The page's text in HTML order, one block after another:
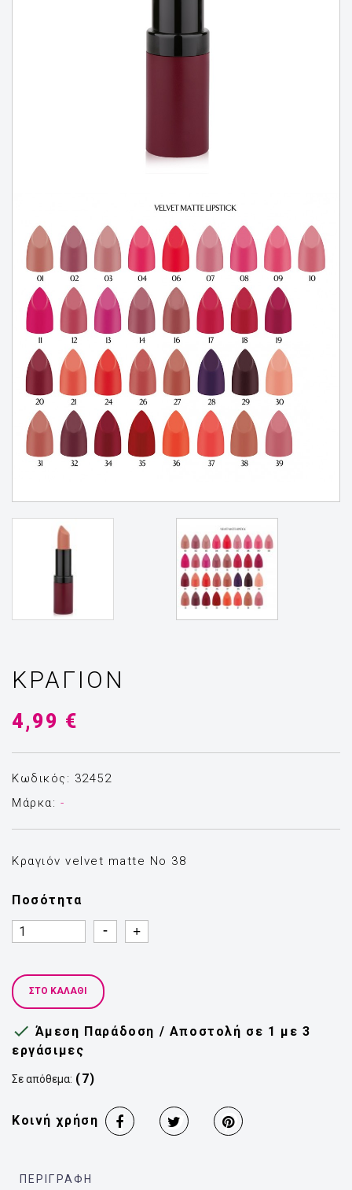
ΚΡΑΓΙΌΝ
4,99 €
Κωδικός: 32452
Μάρκα: -
Κραγιόν velvet matte Νο 38
Ποσότητα
Quantity
Quantity
ΣΤΟ ΚΑΛΆΘΙ
 Άμεση Παράδοση / Αποστολή σε 1 με 3
εργάσιμες
Σε απόθεμα: (7)
Κοινή χρήση
ΠΕΡΙΓΡΑΦΉ